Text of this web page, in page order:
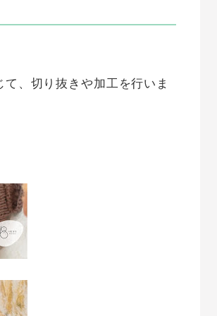
、切り抜きや加工を行いま